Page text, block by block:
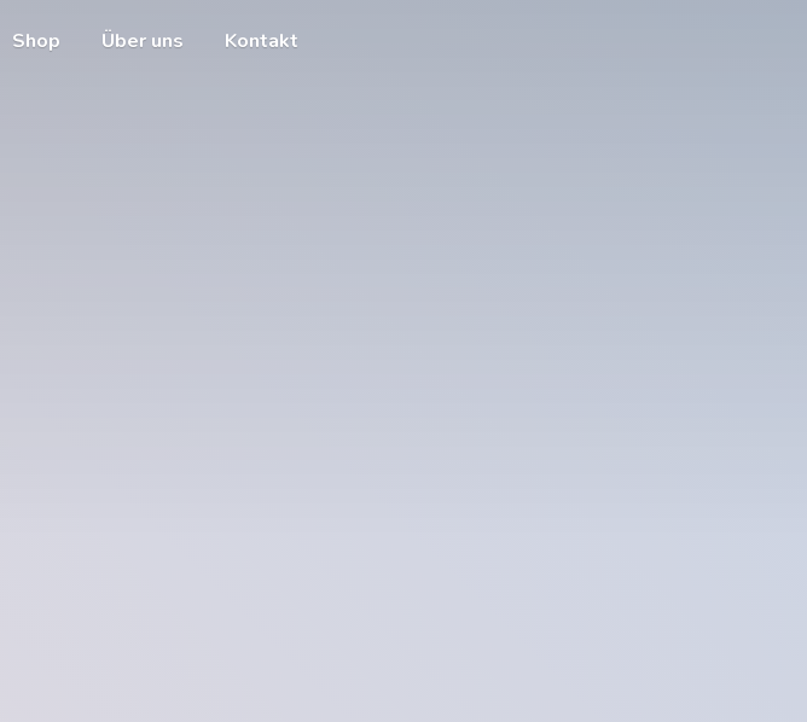
Shop Über uns Kontakt